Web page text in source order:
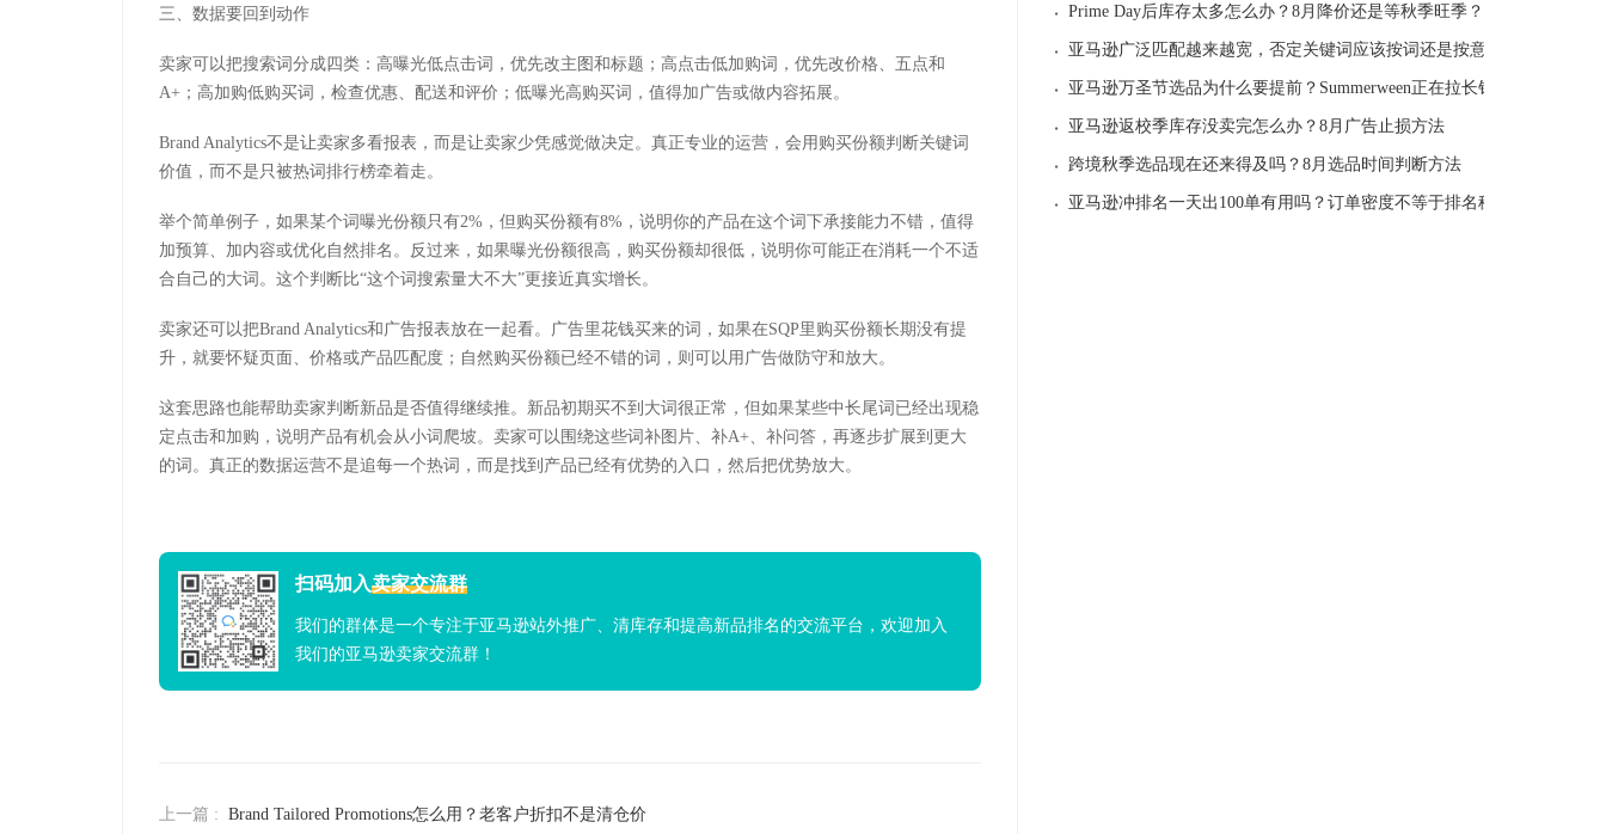
三、数据要回到动作
卖家可以把搜索词分成四类：高曝光低点击词，优先改主图和标题；高点击低加购词，优先改价格、五点和
A+；高加购低购买词，检查优惠、配送和评价；低曝光高购买词，值得加广告或做内容拓展。
Brand Analytics不是让卖家多看报表，而是让卖家少凭感觉做决定。真正专业的运营，会用购买份额判断关键词
价值，而不是只被热词排行榜牵着走。
举个简单例子，如果某个词曝光份额只有2%，但购买份额有8%，说明你的产品在这个词下承接能力不错，值得
加预算、加内容或优化自然排名。反过来，如果曝光份额很高，购买份额却很低，说明你可能正在消耗一个不适
合自己的大词。这个判断比“这个词搜索量大不大”更接近真实增长。
卖家还可以把Brand Analytics和广告报表放在一起看。广告里花钱买来的词，如果在SQP里购买份额长期没有提
升，就要怀疑页面、价格或产品匹配度；自然购买份额已经不错的词，则可以用广告做防守和放大。
这套思路也能帮助卖家判断新品是否值得继续推。新品初期买不到大词很正常，但如果某些中长尾词已经出现稳
定点击和加购，说明产品有机会从小词爬坡。卖家可以围绕这些词补图片、补A+、补问答，再逐步扩展到更大
的词。真正的数据运营不是追每一个热词，而是找到产品已经有优势的入口，然后把优势放大。
扫码加入卖家交流群
我们的群体是一个专注于亚马逊站外推广、清库存和提高新品排名的交流平台，欢迎加入
我们的亚马逊卖家交流群！
上一篇 : Brand Tailored Promotions怎么用？老客户折扣不是清仓价
· Prime Day后库存太多怎么办？8月降价还是等秋季旺季？
· 亚马逊广泛匹配越来越宽，否定关键词应该按词还是按意图？
· 亚马逊万圣节选品为什么要提前？Summerween正在拉长销售周期
· 亚马逊返校季库存没卖完怎么办？8月广告止损方法
· 跨境秋季选品现在还来得及吗？8月选品时间判断方法
· 亚马逊冲排名一天出100单有用吗？订单密度不等于排名稳定